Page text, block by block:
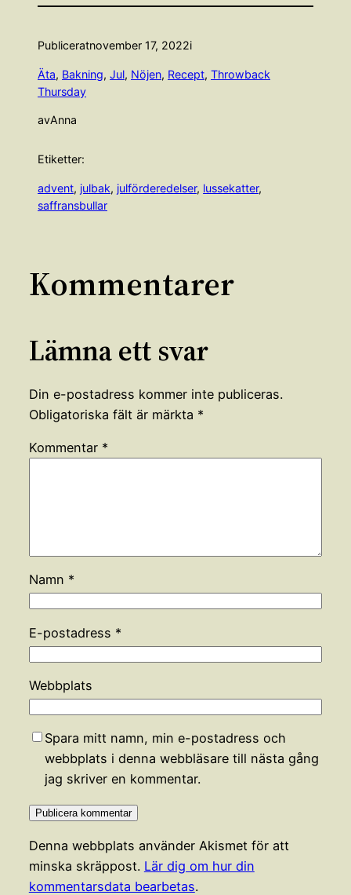
Publiceratnovember 17, 2022i
Äta, Bakning, Jul, Nöjen, Recept, Throwback
Thursday
avAnna
Etiketter:
advent, julbak, julförderedelser, lussekatter
saffransbullar
Kommentarer
Lämna ett svar
Din e-postadress kommer inte publiceras.
Obligatoriska fält är märkta *
Kommentar *
Namn *
E-postadress *
Webbplats
Spara mitt namn, min e-postadress och
webbplats i denna webbläsare till nästa gång
jag skriver en kommentar.
Denna webbplats använder Akismet för att
minska skräppost. Lär dig om hur din
kommentarsdata bearbetas.